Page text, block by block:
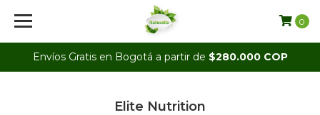
Envíos Gratis en Bogotá a partir de $280.000 COP
0
Elite Nutrition